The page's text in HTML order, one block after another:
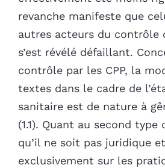
revanche manifeste que
autres acteurs du contrôle
s’est révélé défaillant.
contrôle par les CPP, la
textes dans le cadre de
sanitaire est de nature à
(1.1). Quant au second
qu’il ne soit pas juridique
exclusivement sur les